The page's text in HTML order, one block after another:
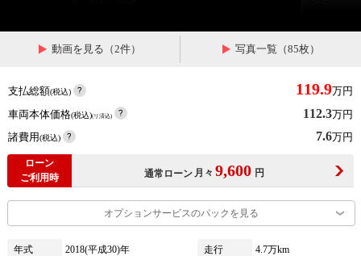
動画を見る（2件） 写真一覧（85枚）
支払総額(税込) 119.9万円
車両本体価格(税込)(リ済込) 112.3万円
諸費用(税込) 7.6万円
ローン
ご利用時
通常ローン 月々 9,600 円
オプションサービスのパックを見る
年式 2018(平成30)年 走行
4.7万km